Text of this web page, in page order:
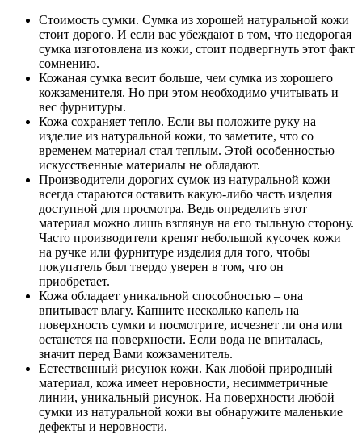
Стоимость сумки. Сумка из хорошей натуральной кожи
стоит дорого. И если вас убеждают в том, что недорогая
сумка изготовлена из кожи, стоит подвергнуть этот факт
сомнению.
Кожаная сумка весит больше, чем сумка из хорошего
кожзаменителя. Но при этом необходимо учитывать и
вес фурнитуры.
Кожа сохраняет тепло. Если вы положите руку на
изделие из натуральной кожи, то заметите, что со
временем материал стал теплым. Этой особенностью
искусственные материалы не обладают.
Производители дорогих сумок из натуральной кожи
всегда стараются оставить какую-либо часть изделия
доступной для просмотра. Ведь определить этот
материал можно лишь взглянув на его тыльную сторону.
Часто производители крепят небольшой кусочек кожи
на ручке или фурнитуре изделия для того, чтобы
покупатель был твердо уверен в том, что он
приобретает.
Кожа обладает уникальной способностью – она
впитывает влагу. Капните несколько капель на
поверхность сумки и посмотрите, исчезнет ли она или
останется на поверхности. Если вода не впиталась,
значит перед Вами кожзаменитель.
Естественный рисунок кожи. Как любой природный
материал, кожа имеет неровности, несимметричные
линии, уникальный рисунок. На поверхности любой
сумки из натуральной кожи вы обнаружите маленькие
дефекты и неровности.